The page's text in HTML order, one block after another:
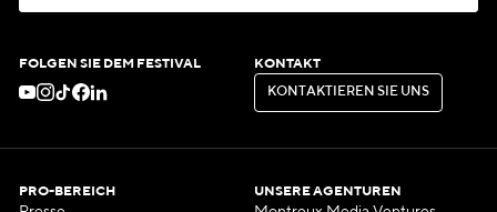
FOLGEN SIE DEM FESTIVAL KONTAKT
KON AKT EREN SI E UN S
KONTAKTIERENSIEUNS
PRO-BEREICH UNSERE AGENTUREN